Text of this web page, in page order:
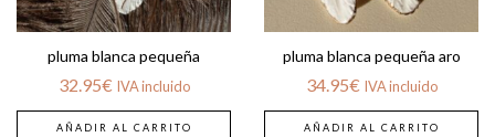
pluma blanca pequeña
32.95€ IVA incluido
AÑADIR AL CARRITO
pluma blanca pequeña aro
34.95€ IVA incluido
AÑADIR AL CARRITO